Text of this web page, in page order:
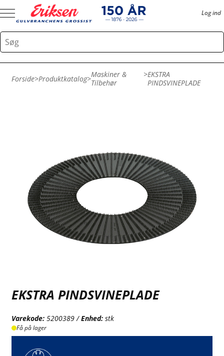
Log ind
Forside>Produktkatalog>Maskiner &
Tilbehør
>EKSTRA
PINDSVINEPLADE
EKSTRA PINDSVINEPLADE
Varekode: 5200389 /Enhed: stk
Få på lager